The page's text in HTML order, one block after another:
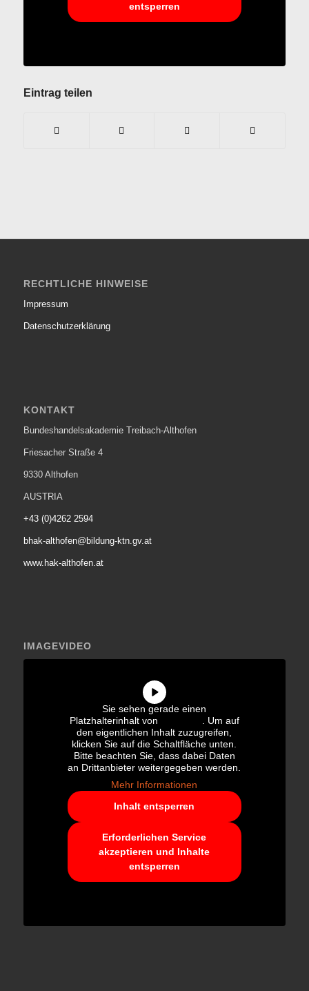
entsperren
Eintrag teilen
RECHTLICHE HINWEISE
Impressum
Datenschutzerklärung
KONTAKT
Bundeshandelsakademie Treibach-Althofen
Friesacher Straße 4
9330 Althofen
AUSTRIA
+43 (0)4262 2594
bhak-althofen@bildung-ktn.gv.at
www.hak-althofen.at
IMAGEVIDEO
Sie sehen gerade einen
Platzhalterinhalt von
. Um auf
den eigentlichen Inhalt zuzugreifen,
klicken Sie auf die Schaltfläche unten.
Bitte beachten Sie, dass dabei Daten
an Drittanbieter weitergegeben werden.
Mehr Informationen
Inhalt entsperren
Erforderlichen Service
akzeptieren und Inhalte
entsperren